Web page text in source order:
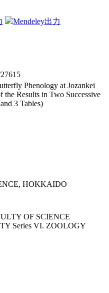
Mendeley出力
Phenology at Jozankei
the Results in Two Successive
3 Tables)
HOKKAIDO
OF SCIENCE
Series VI. ZOOLOGY